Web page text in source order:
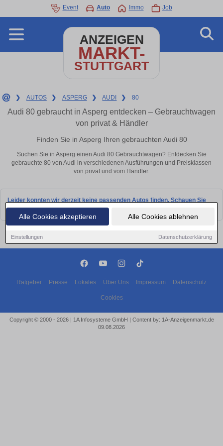
Alle Cookies akzeptieren Alle Cookies ablehnen
Einstellungen Datenschutzerklärung
Event Auto Immo Job
ANZEIGEN
MARKT-
STUTTGART
❯ AUTOS ❯ ASPERG ❯ AUDI ❯ 80
Audi 80 gebraucht in Asperg entdecken – Gebrauchtwagen
von privat & Händler
Finden Sie in Asperg Ihren gebrauchten Audi 80
Suchen Sie in Asperg einen Audi 80 Gebrauchtwagen? Entdecken Sie
gebrauchte 80 von Audi in verschiedenen Ausführungen und Preisklassen
von privat und vom Händler.
Leider konnten wir derzeit keine passenden Autos finden. Schauen Sie
bald wieder vorbei!
Ratgeber Presse Lokales Über Uns Impressum Datenschutz
Cookies
Copyright © 2000 - 2026 | 1A Infosysteme GmbH | Content by: 1A-Anzeigenmarkt.de
09.08.2026